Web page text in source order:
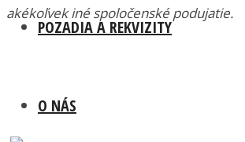
POZADIA A REKVIZITY
O NÁS
akékoľvek iné spoločenské podujatie.